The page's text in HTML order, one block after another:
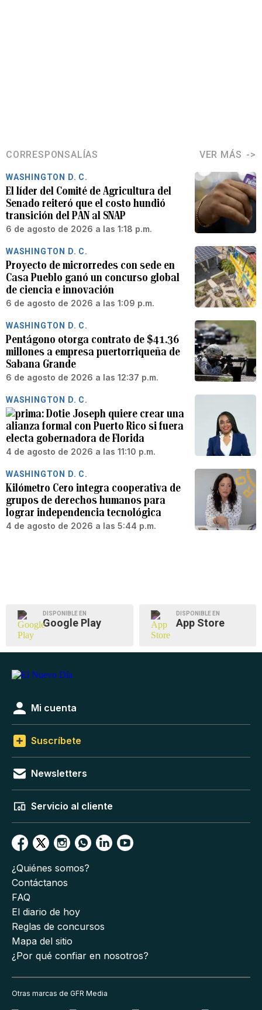
CORRESPONSALÍAS VER MÁS
WASHINGTON D. C.
El líder del Comité de Agricultura del
Senado reiteró que el costo hundió
transición del PAN al SNAP
6 de agosto de 2026 a las 1:18 p.m.
WASHINGTON D. C.
Proyecto de microrredes con sede en
Casa Pueblo ganó un concurso global
de ciencia e innovación
6 de agosto de 2026 a las 1:09 p.m.
WASHINGTON D. C.
Pentágono otorga contrato de $41.36
millones a empresa puertorriqueña de
Sabana Grande
6 de agosto de 2026 a las 12:37 p.m.
WASHINGTON D. C.
Dotie Joseph quiere crear una
alianza formal con Puerto Rico si fuera
electa gobernadora de Florida
4 de agosto de 2026 a las 11:10 p.m.
WASHINGTON D. C.
Kilómetro Cero integra cooperativa de
grupos de derechos humanos para
lograr independencia tecnológica
4 de agosto de 2026 a las 5:44 p.m.
DISPONIBLE EN
Google Play
DISPONIBLE EN
App Store
Mi cuenta
Suscríbete
Newsletters
Servicio al cliente
¿Quiénes somos?
Contáctanos
FAQ
El diario de hoy
Reglas de concursos
Mapa del sitio
¿Por qué confiar en nosotros?
Otras marcas de GFR Media